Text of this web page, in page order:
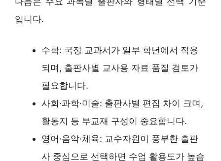
입니다.
수학: 국정 교과서가 일부 학년에서 적용
되며, 출판사별 교사용 자료 품질 검토가
필요합니다.
사회·과학·미술: 출판사별 편집 차이 크며,
활동지 등 부교재 구성이 중요합니다.
영어·음악·체육: 교수자원이 풍부한 출판
사 중심으로 선택하면 수업 활용도가 높습